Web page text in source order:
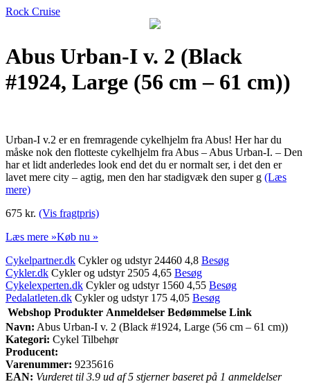
Rock Cruise
Abus Urban-I v. 2 (Black
#1924, Large (56 cm – 61 cm))
Urban-I v.2 er en fremragende cykelhjelm fra Abus! Her har du
måske nok den flotteste cykelhjelm fra Abus – Abus Urban-I. – Den
har et lidt anderledes look end det du er normalt ser, i det den er
lavet mere city – agtig, men den har stadigvæk den super g (Læs
mere)
675 kr. (Vis fragtpris)
Læs mere »Køb nu »
Cykelpartner.dk Cykler og udstyr 24460 4,8 Besøg
Cykler.dk Cykler og udstyr 2505 4,65 Besøg
Cykelexperten.dk Cykler og udstyr 1560 4,55 Besøg
Pedalatleten.dk Cykler og udstyr 175 4,05 Besøg
Webshop Produkter Anmeldelser Bedømmelse Link
Navn: Abus Urban-I v. 2 (Black #1924, Large (56 cm – 61 cm))
Kategori: Cykel Tilbehør
Producent:
Varenummer: 9235616
EAN: Vurderet til 3.9 ud af 5 stjerner baseret på 1 anmeldelser